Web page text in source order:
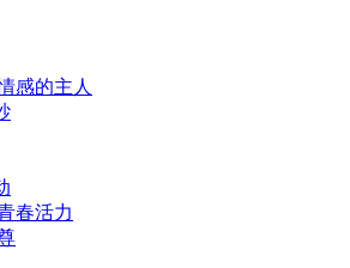
感的主人
春活力